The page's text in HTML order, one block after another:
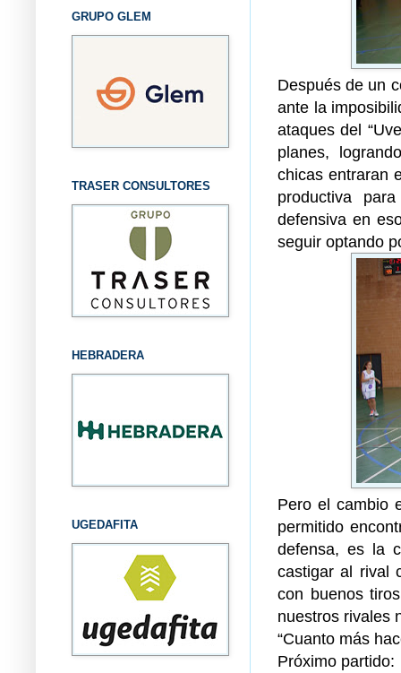
Después de un
ante la
ataques del
planes,
chicas entraran
productiva
defensiva en
seguir optando
Pero el cambio
permitido
defensa, es la
castigar al rival
con buenos
nuestros rivales
“Cuanto más
Próximo partido:
GRUPO GLEM
TRASER CONSULTORES
HEBRADERA
UGEDAFITA